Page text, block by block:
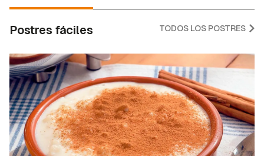
Postres fáciles TODOS LOS POSTRES